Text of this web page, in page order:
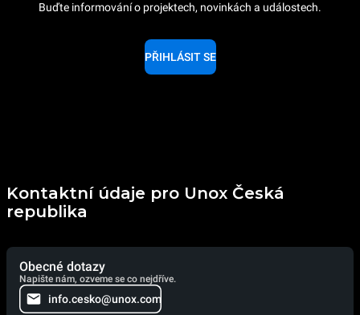
Buďte informování o projektech, novinkách a událostech.
PŘIHLÁSIT SE
Kontaktní údaje pro Unox Česká
republika
Obecné dotazy
Napište nám, ozveme se co nejdříve.
info.cesko@unox.com